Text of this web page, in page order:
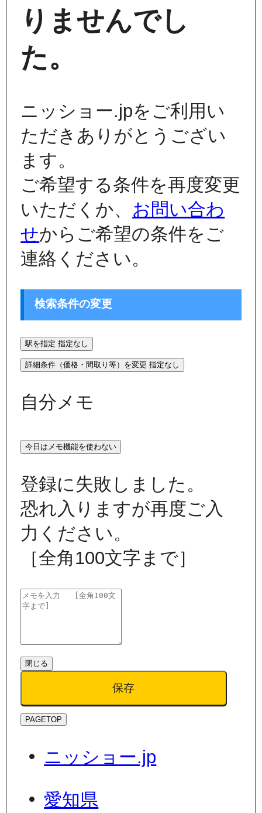
りませんでし
た。
ニッショー.jpをご利用い
ただきありがとうござい
ます。
ご希望する条件を再度変更
いただくか、 お問い合わ
せからご希望の条件をご
連絡ください。
検索条件の変更
駅を指定 指定なし
詳細条件（価格・間取り等）を変更 指定なし
自分メモ
今日はメモ機能を使わない
登録に失敗しました。
恐れ入りますが再度ご入
力ください。
［全角100文字まで］
閉じる
保存
PAGETOP
ニッショー.jp
愛知県